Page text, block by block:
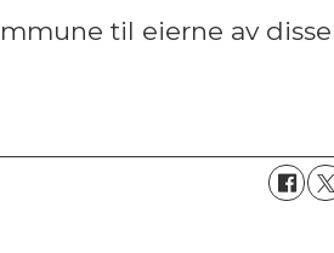
til eierne av disse